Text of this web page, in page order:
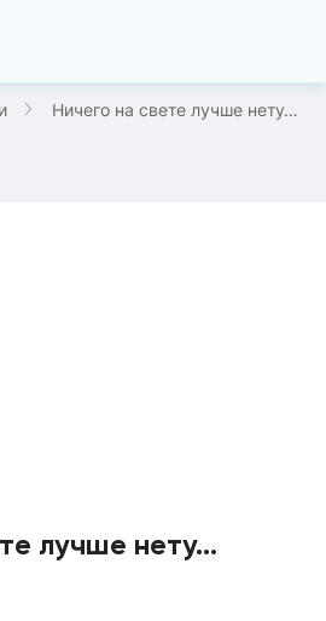
Ничего на свете лучше нету…
лучше нету…